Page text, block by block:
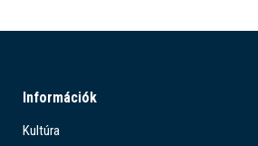
Információk
Kultúra